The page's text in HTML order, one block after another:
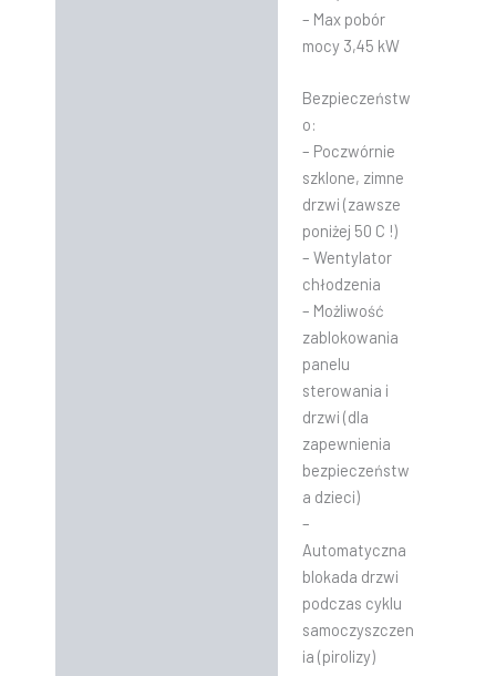
– Max pobór
mocy 3,45 kW
Bezpieczeństw
o:
– Poczwórnie
szklone, zimne
drzwi (zawsze
poniżej 50 C !)
– Wentylator
chłodzenia
– Możliwość
zablokowania
panelu
sterowania i
drzwi (dla
zapewnienia
bezpieczeństw
a dzieci)
–
Automatyczna
blokada drzwi
podczas cyklu
samoczyszczen
ia (pirolizy)